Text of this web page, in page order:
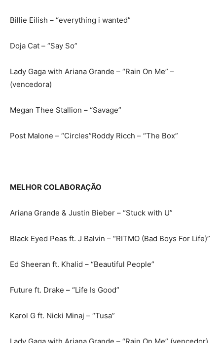
Billie Eilish – “everything i wanted”
Doja Cat – “Say So”
Lady Gaga with Ariana Grande – “Rain On Me” –
(vencedora)
Megan Thee Stallion – “Savage”
Post Malone – “Circles”Roddy Ricch – “The Box”
MELHOR COLABORAÇÃO
Ariana Grande & Justin Bieber – “Stuck with U”
Black Eyed Peas ft. J Balvin – “RITMO (Bad Boys For Life)”
Ed Sheeran ft. Khalid – “Beautiful People”
Future ft. Drake – “Life Is Good”
Karol G ft. Nicki Minaj – “Tusa”